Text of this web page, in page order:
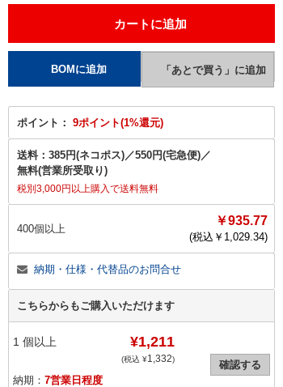
ポイント： 9ポイント(1%還元)
送料： 385円(ネコポス)／550円(宅急便)／
無料(営業所受取り)
税別3,000円以上購入で送料無料
400個以上
￥935.77
(税込￥ 1,029.34)
納期・仕様・代替品のお問合せ
こちらからもご購入いただけます
1 個以上 ¥1,211
(税込 ¥1,332)
納期： 7営業日程度
確認する